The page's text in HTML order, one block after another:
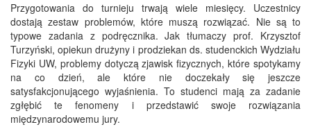
Przygotowania do turnieju trwają wiele miesięcy. Uczestnicy
dostają zestaw problemów, które muszą rozwiązać. Nie są to
typowe zadania z podręcznika. Jak tłumaczy prof. Krzysztof
Turzyński, opiekun drużyny i prodziekan ds. studenckich Wydziału
Fizyki UW, problemy dotyczą zjawisk fizycznych, które spotykamy
na co dzień, ale które nie doczekały się jeszcze
satysfakcjonującego wyjaśnienia. To studenci mają za zadanie
zgłębić te fenomeny i przedstawić swoje rozwiązania
międzynarodowemu jury.